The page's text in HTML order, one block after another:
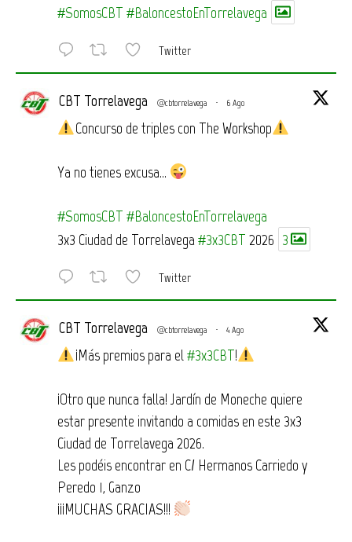
#SomosCBT #BaloncestoEnTorrelavega
Twitter
CBT Torrelavega @cbtorrelavega · 6 Ago
Concurso de triples con The Workshop
Ya no tienes excusa…
#SomosCBT #BaloncestoEnTorrelavega
3x3 Ciudad de Torrelavega #3x3CBT 2026 3
Twitter
CBT Torrelavega @cbtorrelavega · 4 Ago
¡Más premios para el#3x3CBT!
¡Otro que nunca falla! Jardín de Moneche quiere
estar presente invitando a comidas en este 3x3
Ciudad de Torrelavega 2026.
Les podéis encontrar en C/ Hermanos Carriedo y
Peredo 1, Ganzo
¡¡¡MUCHAS GRACIAS!!!